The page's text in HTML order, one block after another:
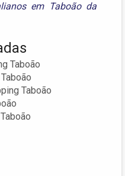
em Taboão da
Taboão
Taboão